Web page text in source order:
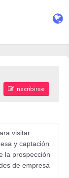
Inscribirse
visitar
y captación
la prospección
de empresa